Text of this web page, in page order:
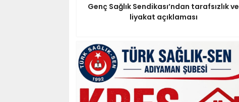
Genç Sağlık Sendikası’ndan tarafsızlık ve
liyakat açıklaması